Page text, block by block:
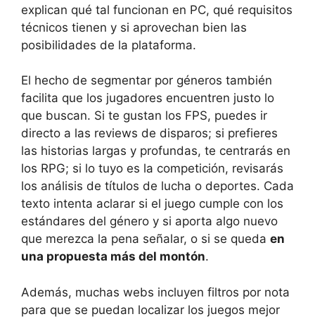
explican qué tal funcionan en PC, qué requisitos
técnicos tienen y si aprovechan bien las
posibilidades de la plataforma.
El hecho de segmentar por géneros también
facilita que los jugadores encuentren justo lo
que buscan. Si te gustan los FPS, puedes ir
directo a las reviews de disparos; si prefieres
las historias largas y profundas, te centrarás en
los RPG; si lo tuyo es la competición, revisarás
los análisis de títulos de lucha o deportes. Cada
texto intenta aclarar si el juego cumple con los
estándares del género y si aporta algo nuevo
que merezca la pena señalar, o si se queda en
una propuesta más del montón.
Además, muchas webs incluyen filtros por nota
para que se puedan localizar los juegos mejor